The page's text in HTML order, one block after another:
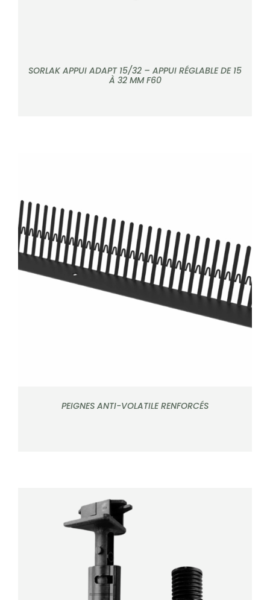
SORLAK APPUI ADAPT 15/32 – APPUI RÉGLABLE DE 15
À 32 MM F60
DÉTAILS
PEIGNES ANTI-VOLATILE RENFORCÉS